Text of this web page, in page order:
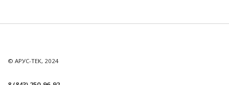
© АРУС-ТЕК, 2024